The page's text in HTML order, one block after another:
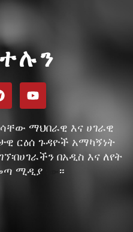
ማህበራዊ እና ሀገራዊ
ርዕሰ ጉዳዮች አማካኝነት
በአዲስ እና ለየት
ሚዲያ
።